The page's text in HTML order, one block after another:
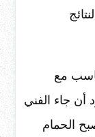
مع
أن جاء الفني
الحمام